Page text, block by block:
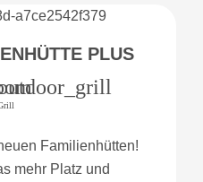
PLUS
Familienhütten!
mehr Platz und